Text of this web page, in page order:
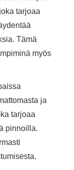
tarjoaa
Tämä
myös
ja
tarjoaa
pinnoilla.